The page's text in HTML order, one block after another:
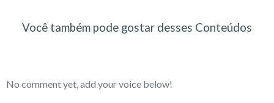
Você também pode gostar desses Conteúdos
No comment yet, add your voice below!